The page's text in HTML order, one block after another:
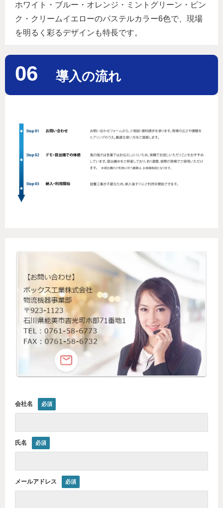
ホワイト・ブルー・オレンジ・ミントグリーン・ピン
ク・クリームイエローのパステルカラー6色で、現場
を明るく彩るデザインも特長です。
06 導入の流れ
会社名
氏名
メールアドレス